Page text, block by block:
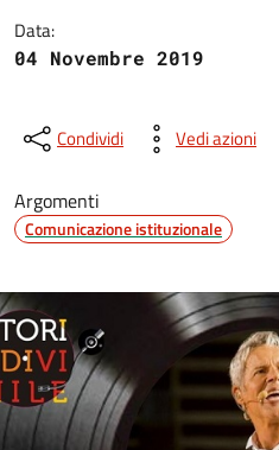
Data:
04 Novembre 2019
Condividi Vedi azioni
Argomenti
Comunicazione istituzionale